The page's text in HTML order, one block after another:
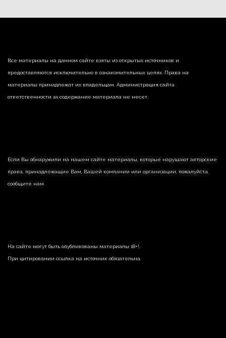
Все материалы на данном сайте взяты из открытых источников и
предоставляются исключительно в ознакомительных целях. Права на
материалы принадлежат их владельцам. Администрация сайта
ответственности за содержание материала не несет.
Если Вы обнаружили на нашем сайте материалы, которые нарушают авторские
права, принадлежащие Вам, Вашей компании или организации, пожалуйста,
сообщите нам.
На сайте могут быть опубликованы материалы 18+!
При цитировании ссылка на источник обязательна.